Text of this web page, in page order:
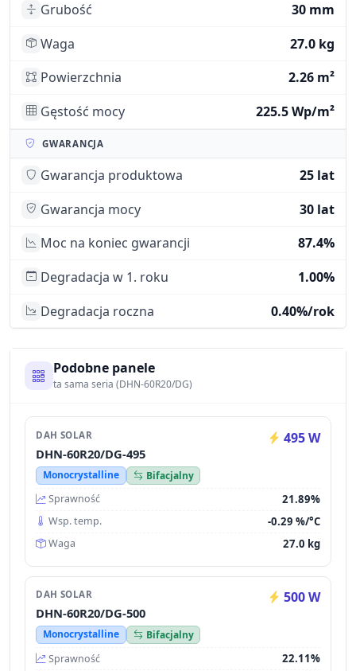
Grubość
30 mm
Waga
27.0 kg
Powierzchnia
2.26 m²
Gęstość mocy
225.5 Wp/m²
GWARANCJA
Gwarancja produktowa
25 lat
Gwarancja mocy
30 lat
Moc na koniec gwarancji
87.4%
Degradacja w 1. roku
1.00%
Degradacja roczna
0.40%/rok
Podobne panele
ta sama seria (DHN-60R20/DG)
DAH SOLAR 495 W
DHN-60R20/DG-495
Monocrystalline
Bifacjalny
Sprawność
21.89%
Wsp. temp. -0.29 %/°C
Waga 27.0 kg
DAH SOLAR 500 W
DHN-60R20/DG-500
Monocrystalline
Bifacjalny
Sprawność
22.11%